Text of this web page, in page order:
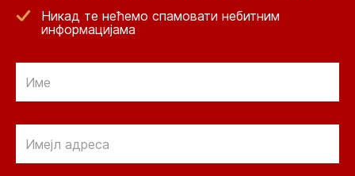
Никад те нећемо спамовати небитним
информацијама